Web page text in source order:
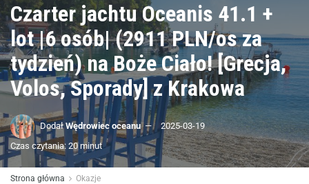
Czarter jachtu Oceanis 41.1 +
lot |6 osób| (2911 PLN/os za
tydzień) na Boże Ciało! [Grecja,
Volos, Sporady] z Krakowa
Dodał Wędrowiec oceanu
2025-03-19
Czas czytania: 20 minut
Strona główna Okazje